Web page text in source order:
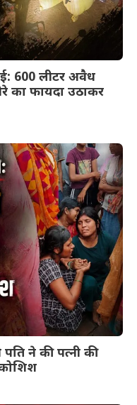
600 लीटर अवैध
का फायदा उठाकर
ने की पत्नी की